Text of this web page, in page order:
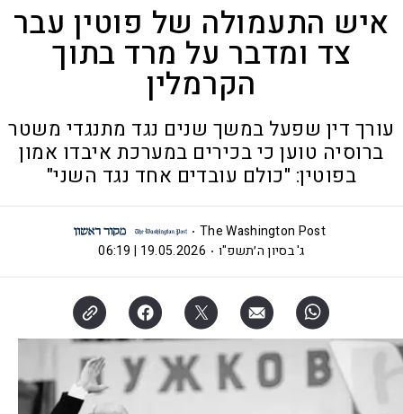
איש התעמולה של פוטין עבר
צד ומדבר על מרד בתוך
הקרמלין
עורך דין שפעל במשך שנים נגד מתנגדי משטר
ברוסיה טוען כי בכירים במערכת איבדו אמון
בפוטין: "כולם עובדים אחד נגד השני"
The Washington Post
ג' בסיון ה׳תשפ"ו
19.05.2026 | 06:19